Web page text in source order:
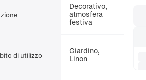
Decorativo,
atmosfera
festiva
di utilizzo
Giardino,
Linon